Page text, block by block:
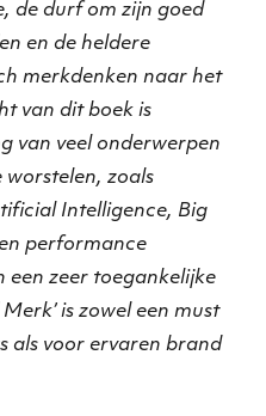
de durf om zijn goed
en de heldere
merkdenken naar het
van dit boek is
van veel onderwerpen
worstelen, zoals
Intelligence, Big
performance
een zeer toegankelijke
is zowel een must
als voor ervaren brand